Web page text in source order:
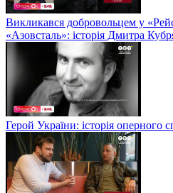
Викликався добровольцем у
«Азовсталь»: історія Дмитра
Герой України: історія оперного